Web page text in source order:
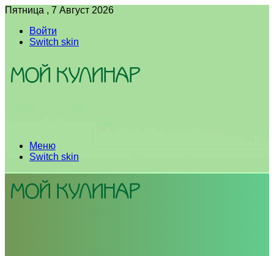
Пятница , 7 Август 2026
Войти
Switch skin
Меню
Switch skin